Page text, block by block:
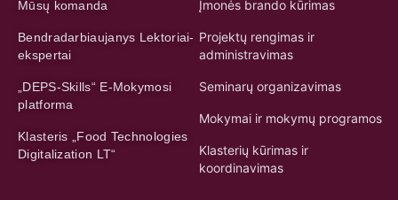
platforma
Klasteris „Food Technologies
Digitalization LT“
Klasterių kūrimas ir
KONTAKTAI
Pulko g. 5A, LT-62135 Alytus